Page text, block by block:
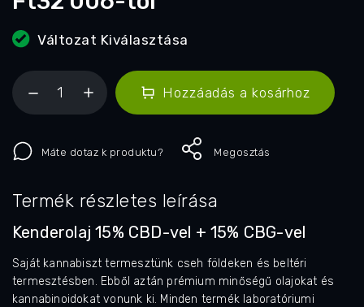
Változat Kiválasztása
Hozzáadás a kosárhoz
Máte dotaz k produktu? Megosztás
Termék részletes leírása
Kenderolaj 15% CBD-vel + 15% CBG-vel
Saját kannabiszt termesztünk cseh földeken és beltéri
termesztésben. Ebből aztán prémium minőségű olajokat és
kannabinoidokat vonunk ki. Minden termék laboratóriumi